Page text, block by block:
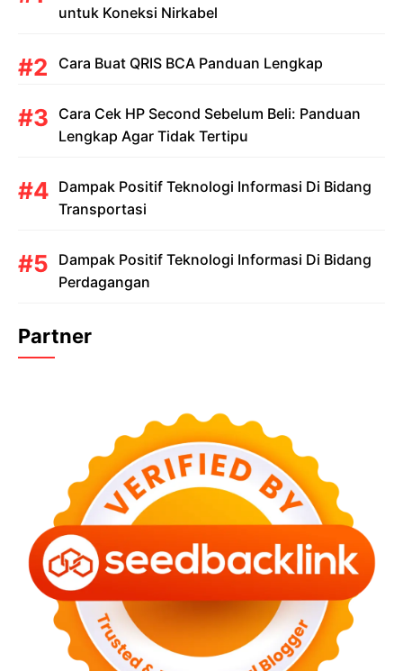
untuk Koneksi Nirkabel
Cara Buat QRIS BCA Panduan Lengkap
Cara Cek HP Second Sebelum Beli: Panduan
Lengkap Agar Tidak Tertipu
Dampak Positif Teknologi Informasi Di Bidang
Transportasi
Dampak Positif Teknologi Informasi Di Bidang
Perdagangan
Partner